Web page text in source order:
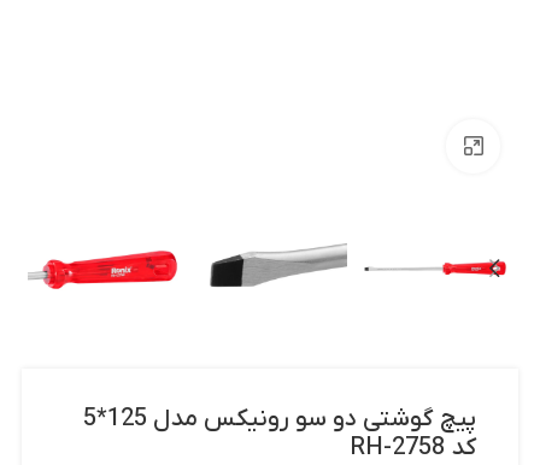
پیچ گوشتی دو سو رونیکس مدل 125*5
کد RH-2758